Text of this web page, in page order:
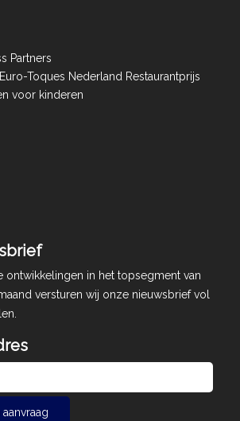
Partners
Toques Nederland Restaurantprijs
voor kinderen
ontwikkelingen in het topsegment van
versturen wij onze nieuwsbrief vol